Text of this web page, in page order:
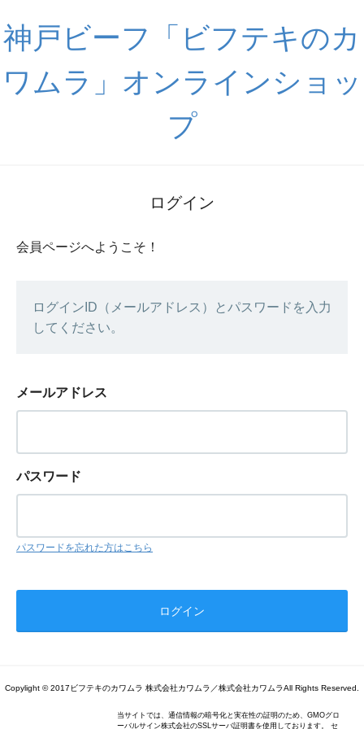
神戸ビーフ「ビフテキのカ
ワムラ」オンラインショッ
プ
ログイン
会員ページへようこそ！
ログインID（メールアドレス）とパスワードを入力
してください。
メールアドレス
パスワード
パスワードを忘れた方はこちら
Copylight © 2017ビフテキのカワムラ 株式会社カワムラ／株式会社カワムラAll Rights Reserved.
当サイトでは、通信情報の暗号化と実在性の証明のため、GMOグロ
ーバルサイン株式会社のSSLサーバ証明書を使用しております。 セ